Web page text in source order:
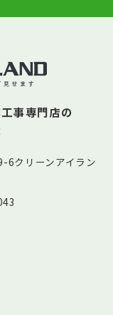
事専門店の
6クリーンアイラン